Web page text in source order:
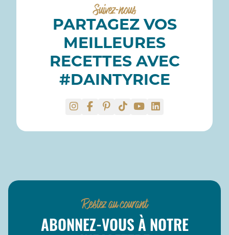
Suivez-nous
PARTAGEZ VOS
MEILLEURES
RECETTES AVEC
#DAINTYRICE
Restez au courant
ABONNEZ-VOUS À NOTRE